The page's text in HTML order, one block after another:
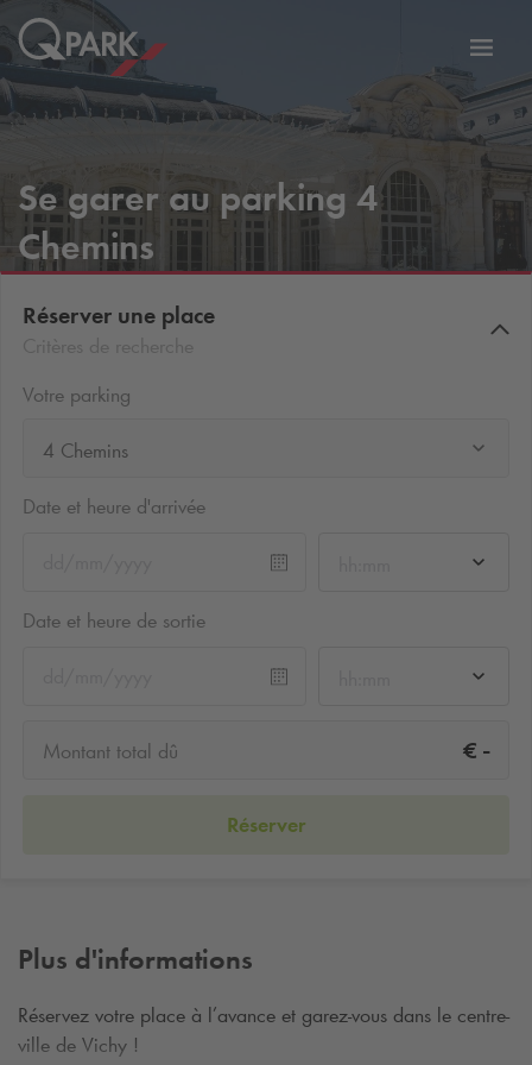
vers
la
Se garer au parking 4
Chemins
Réserver une place
Votre parking
4 Chemins
Date et heure d'arrivée
Date et heure de sortie
Montant total dû € -
Réserver
Plus d'informations
Réservez votre place à l’avance et garez-vous dans le centre-
ville de Vichy !